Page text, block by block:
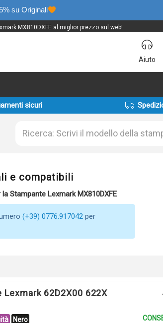
su Originali
MX810DXFE al miglior prezzo sul web!
Aiuto
sicuri
e compatibili
Stampante Lexmark MX810DXFE
(+39) 0776.917042per
62D2X00 622X
Nero